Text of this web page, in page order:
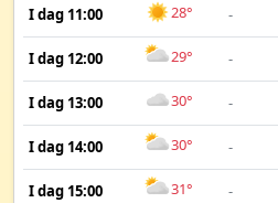
I dag 11:00 28° -
I dag 12:00 29° -
I dag 13:00 30° -
I dag 14:00 30° -
I dag 15:00 31° -